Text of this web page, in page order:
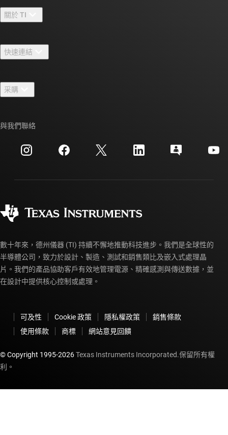
關於 TI
人才招募
新聞室
活動
投資人關系
快速連結
TI E2E™ 設計支援論壇
交互參考搜索
客戶支援中心
myTI 帳戶常見問題解答
采購
訂購 FAQ
與我們聯絡
數十年來，德州儀器 (TI) 持續不懈地推動科技進步。我們是全球性的
半導體公司，致力於設計、製造、測試和銷售類比及嵌入式處理晶
片。我們的產品協助客戶有效地管理電源、精確感測與傳送數據，並
在設計中提供核心控制或處理。
可及性 Cookie 政策 隱私權政策
銷售條款
使用條款
商標 網站意見回饋
© Copyright 1995-2026Texas Instruments Incorporated.保留所有權
利。